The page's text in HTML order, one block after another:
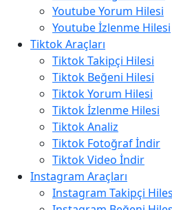
Youtube Yorum Hilesi
Youtube İzlenme Hilesi
Tiktok Araçları
Tiktok Takipçi Hilesi
Tiktok Beğeni Hilesi
Tiktok Yorum Hilesi
Tiktok İzlenme Hilesi
Tiktok Analiz
Tiktok Fotoğraf İndir
Tiktok Video İndir
Instagram Araçları
Instagram Takipçi